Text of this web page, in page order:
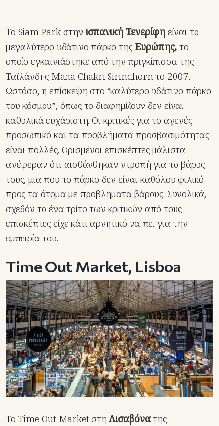
Το Siam Park στην ισπανική Τενερίφηείναι το
μεγαλύτερο υδάτινο πάρκο της Ευρώπης,το
οποίο εγκαινιάστηκε από την πριγκίπισσα της
Ταϊλάνδης Maha Chakri Sirindhorn το 2007.
Ωστόσο, η επίσκεψη στο “καλύτερο υδάτινο πάρκο
του κόσμου”, όπως το διαφημίζουν δεν είναι
καθολικά ευχάριστη. Οι κριτικές για το αγενές
προσωπικό και τα προβλήματα προσβασιμότητας
είναι πολλές. Ορισμένοι επισκέπτες μάλιστα
ανέφεραν ότι αισθάνθηκαν ντροπή για το βάρος
τους, μια που το πάρκο δεν είναι καθόλου φιλικό
προς τα άτομα με προβλήματα βάρους. Συνολικά,
σχεδόν το ένα τρίτο των κριτικών από τους
επισκέπτες είχε κάτι αρνητικό να πει για την
εμπειρία του.
Time Out Market, Lisboa
Το Time Out Market στη Λισαβόνατης